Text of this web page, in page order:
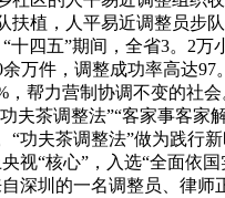
扶植，人平易近调整员步
十四五”期间，全省3。2万
万件，调整成功率高达97
，帮力营制协调不变的社
夫茶调整法”“客家事客家
“功夫茶调整法”做为践行
视“核心”，入选“全面依
深圳的一名调整员、律师